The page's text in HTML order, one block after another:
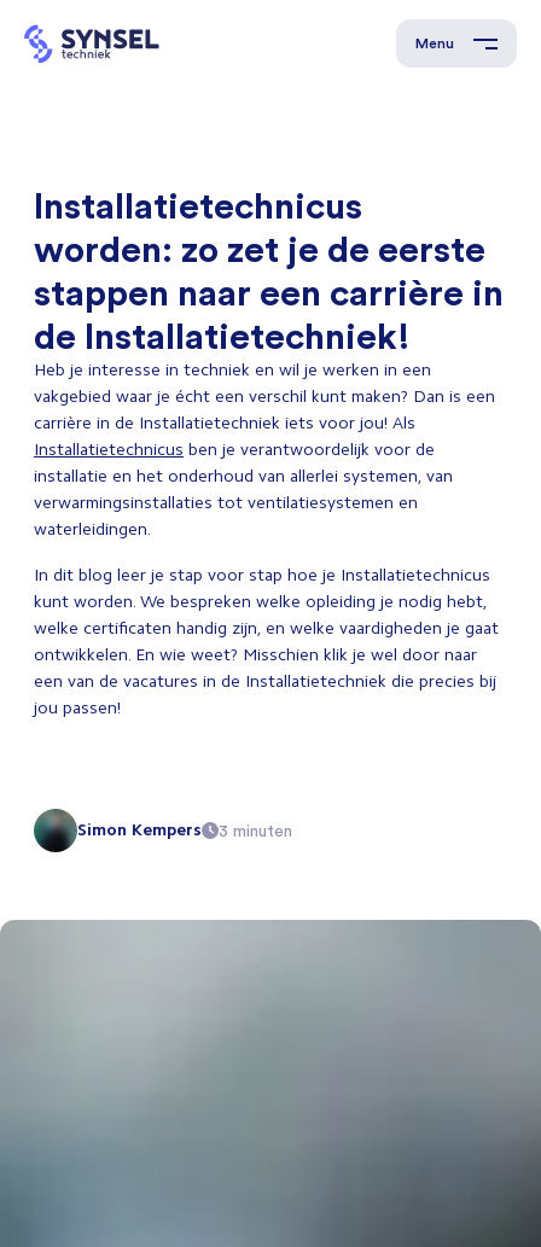
Menu
Installatietechnicus
worden: zo zet je de eerste
stappen naar een carrière in
de Installatietechniek!
Heb je interesse in techniek en wil je werken in een
vakgebied waar je écht een verschil kunt maken? Dan is een
carrière in de Installatietechniek iets voor jou! Als
Installatietechnicus ben je verantwoordelijk voor de
installatie en het onderhoud van allerlei systemen, van
verwarmingsinstallaties tot ventilatiesystemen en
waterleidingen.
In dit blog leer je stap voor stap hoe je Installatietechnicus
kunt worden. We bespreken welke opleiding je nodig hebt,
welke certificaten handig zijn, en welke vaardigheden je gaat
ontwikkelen. En wie weet? Misschien klik je wel door naar
een van de vacatures in de Installatietechniek die precies bij
jou passen!
Simon Kempers 3 minuten